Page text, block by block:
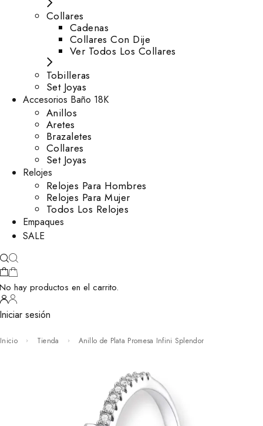
Collares
Cadenas
Collares Con Dije
Ver Todos Los Collares
Tobilleras
Set Joyas
Accesorios Baño 18K
Anillos
Aretes
Brazaletes
Collares
Set Joyas
Relojes
Relojes Para Hombres
Relojes Para Mujer
Todos Los Relojes
Empaques
SALE
hay productos en el carrito.
sesión
Inicio Tienda Anillo de Plata Promesa Infini Splendor